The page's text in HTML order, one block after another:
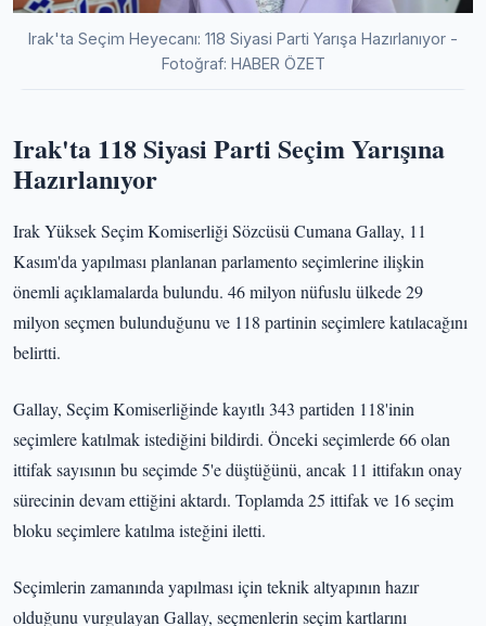
Irak'ta Seçim Heyecanı: 118 Siyasi Parti Yarışa Hazırlanıyor -
Fotoğraf: HABER ÖZET
Irak'ta 118 Siyasi Parti Seçim Yarışına
Hazırlanıyor
Irak Yüksek Seçim Komiserliği Sözcüsü Cumana Gallay, 11
Kasım'da yapılması planlanan parlamento seçimlerine ilişkin
önemli açıklamalarda bulundu. 46 milyon nüfuslu ülkede 29
milyon seçmen bulunduğunu ve 118 partinin seçimlere katılacağını
belirtti.
Gallay, Seçim Komiserliğinde kayıtlı 343 partiden 118'inin
seçimlere katılmak istediğini bildirdi. Önceki seçimlerde 66 olan
ittifak sayısının bu seçimde 5'e düştüğünü, ancak 11 ittifakın onay
sürecinin devam ettiğini aktardı. Toplamda 25 ittifak ve 16 seçim
bloku seçimlere katılma isteğini iletti.
Seçimlerin zamanında yapılması için teknik altyapının hazır
olduğunu vurgulayan Gallay, seçmenlerin seçim kartlarını